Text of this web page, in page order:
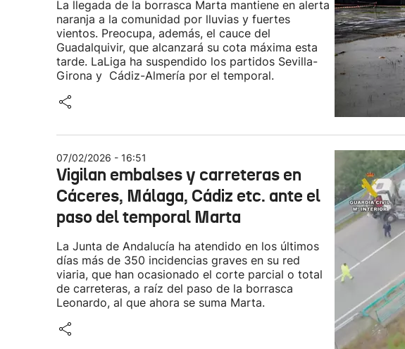
La llegada de la borrasca Marta mantiene en alerta
naranja a la comunidad por lluvias y fuertes
vientos. Preocupa, además, el cauce del
Guadalquivir, que alcanzará su cota máxima esta
tarde. LaLiga ha suspendido los partidos Sevilla-
Girona y Cádiz-Almería por el temporal.
07/02/2026 - 16:51
Vigilan embalses y carreteras en
Cáceres, Málaga, Cádiz etc. ante el
paso del temporal Marta
La Junta de Andalucía ha atendido en los últimos
días más de 350 incidencias graves en su red
viaria, que han ocasionado el corte parcial o total
de carreteras, a raíz del paso de la borrasca
Leonardo, al que ahora se suma Marta.